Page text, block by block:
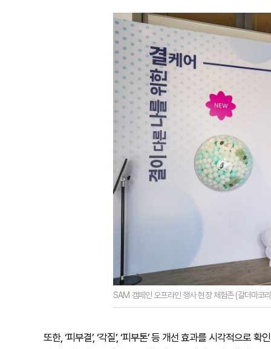
SAM 캠페인 오프라인 행사 현장 체험존 (갈더마코
또한, ‘피부결’, ‘각질’, ‘피부톤’ 등 개선 효과를 시각적으로